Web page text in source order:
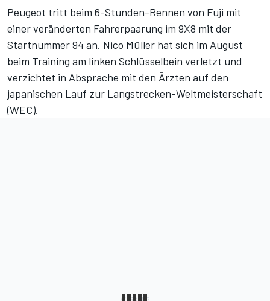
Peugeot tritt beim 6-Stunden-Rennen von Fuji mit
einer veränderten Fahrerpaarung im 9X8 mit der
Startnummer 94 an. Nico Müller hat sich im August
beim Training am linken Schlüsselbein verletzt und
verzichtet in Absprache mit den Ärzten auf den
japanischen Lauf zur Langstrecken-Weltmeisterschaft
(WEC).